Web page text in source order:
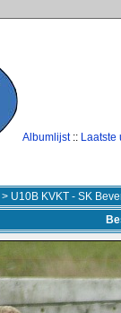
Albumlijst:: Laatste
> U10B KVKT - SK